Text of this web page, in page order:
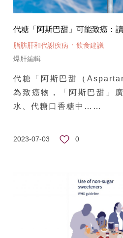
代糖「阿斯巴甜」可能致癌：
脂肪肝和代謝疾病 · 飲食建議
爆肝編輯
代糖「阿斯巴甜（
為致癌物，「阿斯巴甜」
水、代糖口香糖中……
2023-07-03 0